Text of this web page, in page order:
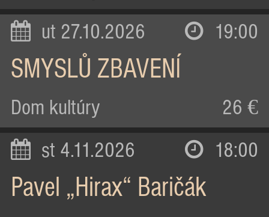
ut 27.10.2026 19:00
SMYSLŮ ZBAVENÍ
Dom kultúry 26 €
st 4.11.2026 18:00
Pavel „Hirax“ Baričák